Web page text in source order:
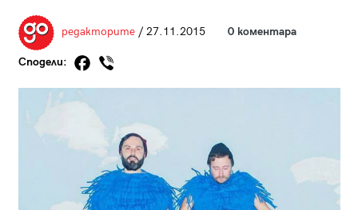
редакторите/ 27.11.2015 0 коментара
Сподели: